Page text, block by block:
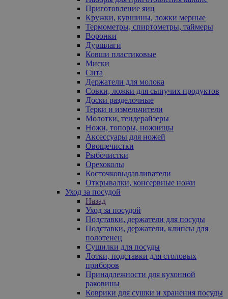
Приготовление яиц
Кружки, кувшины, ложки мерные
Термометры, спиртометры, таймеры
Воронки
Дуршлаги
Ковши пластиковые
Миски
Сита
Держатели для молока
Совки, ложки для сыпучих продуктов
Доски разделочные
Терки и измельчители
Молотки, тендерайзеры
Ножи, топоры, ножницы
Аксессуары для ножей
Овощечистки
Рыбочистки
Орехоколы
Косточковыдавливатели
Открывалки, консервные ножи
Уход за посудой
Назад
Уход за посудой
Подставки, держатели для посуды
Подставки, держатели, клипсы для
полотенец
Сушилки для посуды
Лотки, подставки для столовых
приборов
Принадлежности для кухонной
раковины
Коврики для сушки и хранения посуды